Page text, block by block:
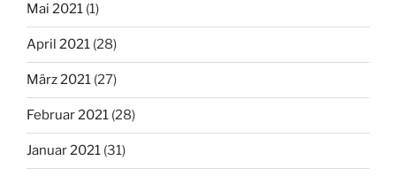
Mai 2021 (1)
April 2021 (28)
März 2021 (27)
Februar 2021 (28)
Januar 2021 (31)